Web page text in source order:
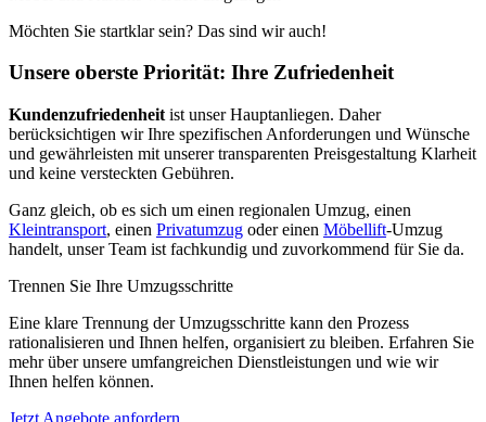
Möchten Sie startklar sein? Das sind wir auch!
Unsere oberste Priorität: Ihre Zufriedenheit
Kundenzufriedenheit ist unser Hauptanliegen. Daher
berücksichtigen wir Ihre spezifischen Anforderungen und Wünsche
und gewährleisten mit unserer transparenten Preisgestaltung Klarheit
und keine versteckten Gebühren.
Ganz gleich, ob es sich um einen regionalen Umzug, einen
Kleintransport, einen Privatumzug oder einen Möbellift-Umzug
handelt, unser Team ist fachkundig und zuvorkommend für Sie da.
Trennen Sie Ihre Umzugsschritte
Eine klare Trennung der Umzugsschritte kann den Prozess
rationalisieren und Ihnen helfen, organisiert zu bleiben. Erfahren Sie
mehr über unsere umfangreichen Dienstleistungen und wie wir
Ihnen helfen können.